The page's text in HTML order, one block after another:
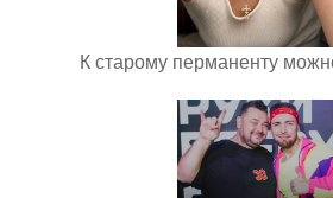
К старому перманенту